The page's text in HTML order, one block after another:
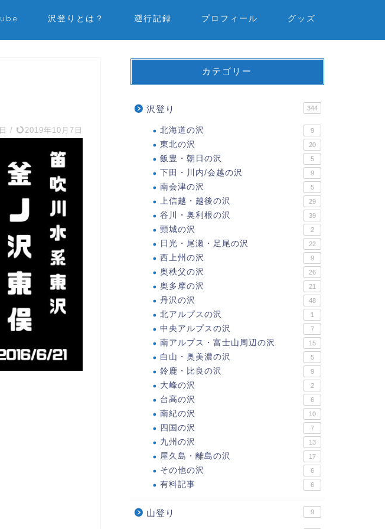
沢登りとは？ 遡行記録 プロフィール グッズ
/ 2019年10月7日
カテゴリー
沢登り 344
北海道の沢 9
東北の沢 20
飯豊・朝日の沢 5
下田・川内/会越の沢 9
南会津の沢 5
上信越・越後の沢 29
谷川・奥利根の沢 39
頸城の沢 2
日光・尾瀬・足尾の沢 22
西上州の沢 9
奥秩父の沢 26
奥多摩の沢 21
丹沢の沢 48
北アルプスの沢 1
中央アルプスの沢 7
南アルプス・富士山周辺の沢 15
白山・奥美濃の沢 5
鈴鹿・比良の沢 9
大峰の沢 2
台高の沢 6
南紀の沢 10
四国の沢 7
九州の沢 13
屋久島・離島の沢 17
その他の沢 6
有料記事 6
山登り 9